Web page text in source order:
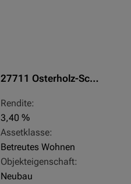
27711 Osterholz-Scharmbeck
Rendite:
3,40 %
Assetklasse:
Betreutes Wohnen
Objekteigenschaft:
Neubau